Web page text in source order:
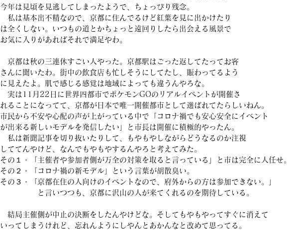
今年は見頃を見逃してしまったようで、ちょっぴり残念。
私は基本出不精なので、京都に住んでるけど紅葉を見に出かけたり
は全くしない。いつもの道とかちょっと遠回りしたら出会える風景で
お気に入りがあればそれで満足やわ。
京都は秋の三連休すごい人やった。京都駅はごった返してたってお客
さんに聞いたわ。街中の飲食店も忙しそうにしてたし、賑わってるよう
に見えたよ。肌で感じる感覚は地域によっても違うんやろな。
実は11月22日に世界四都市でポケモンGOのリアルイベントが開催さ
れることになってて、京都が日本で唯一開催都市として選ばれてたらしいねん。
市民から不安や心配の声が上がっている中で「コロナ禍でも安心安全にイベント
が出来る新しいモデルを発信したい」と市長は開催に積極的やったん。
私は新聞記事を切り抜いたりして、もやもやしながらどうなるのか注視
しててんやけど、なんでもやもやするんやろと考えてみた。
その１・「主催者や参加者側が万全の対策を取ると言っている」と市は完全に人任せ。
その２・「コロナ禍の新モデル」という言葉が胡散臭い。
その３・「京都在住の人向けのイベントなので、府外からの方は参加できない。」
と言いつつも、京都に沢山の人が来てくれるのを期待している。
結局主催側が中止の決断をしたんやけどな。そしてもやもやってすぐに消えて
いってしまうけれど、忘れんようにしやんとあかんなと改めて思ってる。